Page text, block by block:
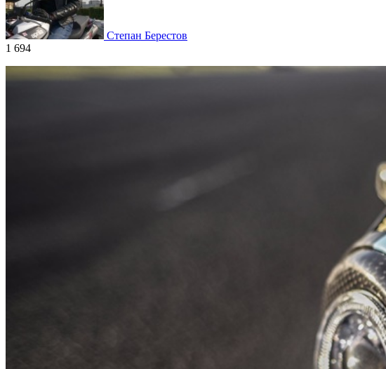
Степан Берестов
1 694